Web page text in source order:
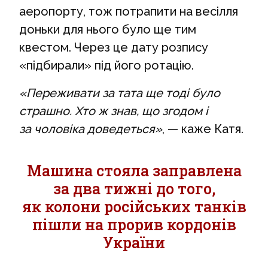
аеропорту, тож потрапити на весілля
доньки для нього було ще тим
квестом. Через це дату розпису
«підбирали» під його ротацію.
«Переживати за тата ще тоді було
страшно. Хто ж знав, що згодом і
за чоловіка доведеться», — каже Катя.
Машина стояла заправлена
за два тижні до того,
як колони російських танків
пішли на прорив кордонів
України